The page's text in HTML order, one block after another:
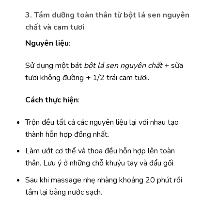
3. Tắm dưỡng toàn thân từ bột lá sen nguyên
chất và cam tươi
Nguyên liệu:
Sử dụng một bát bột lá sen nguyên chất+ sữa
tươi không đường + 1/2 trái cam tươi.
Cách thực hiện:
Trộn đều tất cả các nguyên liệu lại với nhau tạo
thành hỗn hợp đồng nhất.
Làm ướt cơ thể và thoa đều hỗn hợp lên toàn
thân. Lưu ý ở những chỗ khuỷu tay và đẩu gối.
Sau khi massage nhẹ nhàng khoảng 20 phút rồi
tắm lại bằng nước sạch.